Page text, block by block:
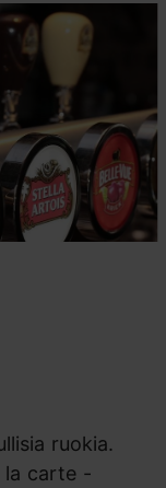
ruokia.
la carte -